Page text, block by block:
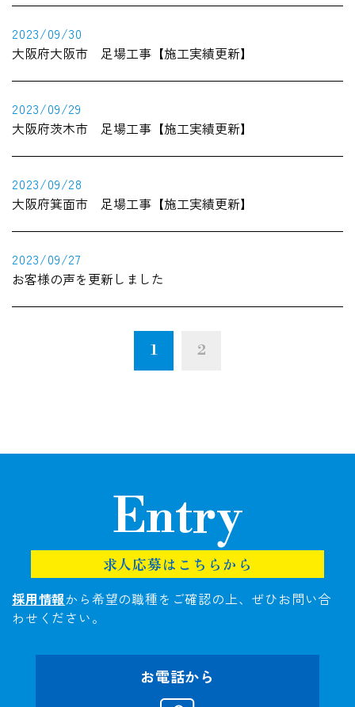
2023/09/30
大阪府大阪市 足場工事【施工実績更新】
2023/09/29
大阪府茨木市 足場工事【施工実績更新】
2023/09/28
大阪府箕面市 足場工事【施工実績更新】
2023/09/27
お客様の声を更新しました
1 2
Entry
求人応募はこちらから
採用情報から希望の職種をご確認の上、ぜひお問い合
わせください。
お電話から